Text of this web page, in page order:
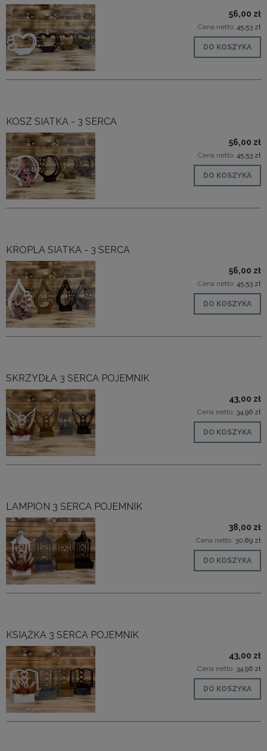
56,00 zł
Cena netto: 45,53 zł
DO KOSZYKA
KOSZ SIATKA - 3 SERCA
56,00 zł
Cena netto: 45,53 zł
DO KOSZYKA
KROPLA SIATKA - 3 SERCA
56,00 zł
Cena netto: 45,53 zł
DO KOSZYKA
SKRZYDŁA 3 SERCA POJEMNIK
43,00 zł
Cena netto: 34,96 zł
DO KOSZYKA
LAMPION 3 SERCA POJEMNIK
38,00 zł
Cena netto: 30,89 zł
DO KOSZYKA
KSIĄŻKA 3 SERCA POJEMNIK
43,00 zł
Cena netto: 34,96 zł
DO KOSZYKA